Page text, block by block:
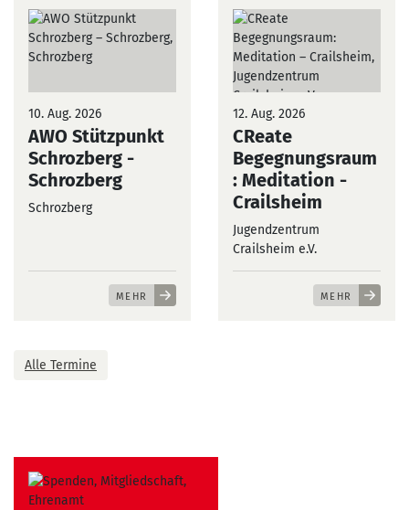
10. Aug. 2026
AWO Stützpunkt
Schrozberg -
Schrozberg
Schrozberg
MEHR
12. Aug. 2026
CReate
Begegnungsraum
: Meditation -
Crailsheim
Jugendzentrum
Crailsheim e.V.
MEHR
Alle Termine